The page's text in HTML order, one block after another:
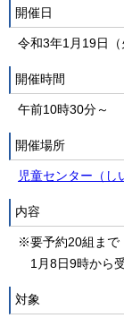
開催日
令和3年1月19日（
開催時間
午前10時30分～
開催場所
児童センター（し
内容
※要予約20組まで
1月8日9時から
対象